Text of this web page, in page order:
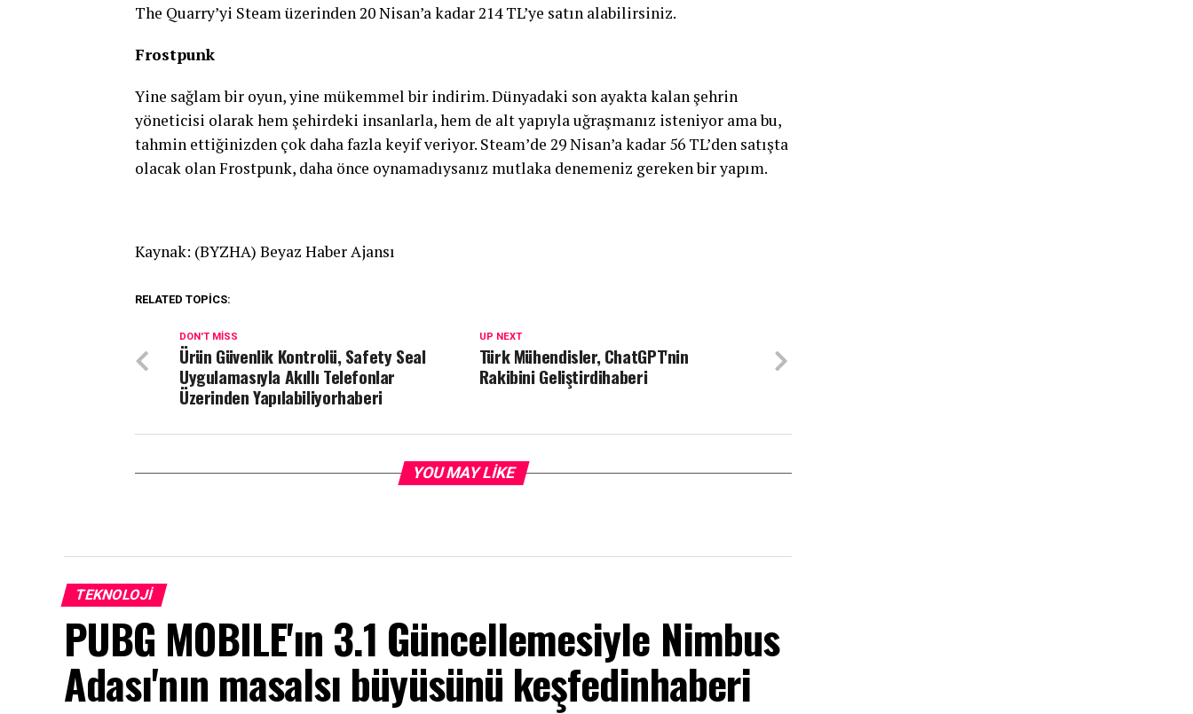
The Quarry’yi Steam üzerinden 20 Nisan’a kadar 214 TL’ye satın alabilirsiniz.
Frostpunk
Yine sağlam bir oyun, yine mükemmel bir indirim. Dünyadaki son ayakta kalan şehrin
yöneticisi olarak hem şehirdeki insanlarla, hem de alt yapıyla uğraşmanız isteniyor ama bu,
tahmin ettiğinizden çok daha fazla keyif veriyor. Steam’de 29 Nisan’a kadar 56 TL’den satışta
olacak olan Frostpunk, daha önce oynamadıysanız mutlaka denemeniz gereken bir yapım.
Kaynak: (BYZHA) Beyaz Haber Ajansı
RELATED TOPICS:
UP NEXT
Türk Mühendisler, ChatGPT'nin
Rakibini Geliştirdihaberi
DON'T MISS
Ürün Güvenlik Kontrolü, Safety Seal
Uygulamasıyla Akıllı Telefonlar
Üzerinden Yapılabiliyorhaberi
YOU MAY LIKE
TEKNOLOJI
PUBG MOBILE'ın 3.1 Güncellemesiyle Nimbus
Adası'nın masalsı büyüsünü keşfedinhaberi